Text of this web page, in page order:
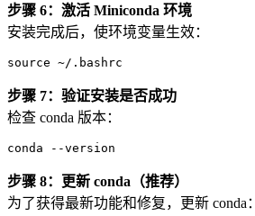
步骤 6：激活 Miniconda 环境
安装完成后，使环境变量生效：
source
步骤 7：验证安装是否成功
检查 conda 版本：
conda
步骤 8：更新 conda（推荐）
为了获得最新功能和修复，更新 conda：